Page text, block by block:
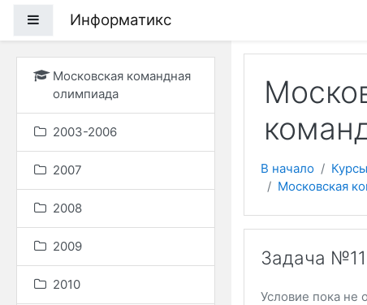
Боковая панель
Информатикс
Московская командная
олимпиада
2003-2006
2007
2008
2009
2010
В начало Курсы
Московская
Задача
Условие пока не